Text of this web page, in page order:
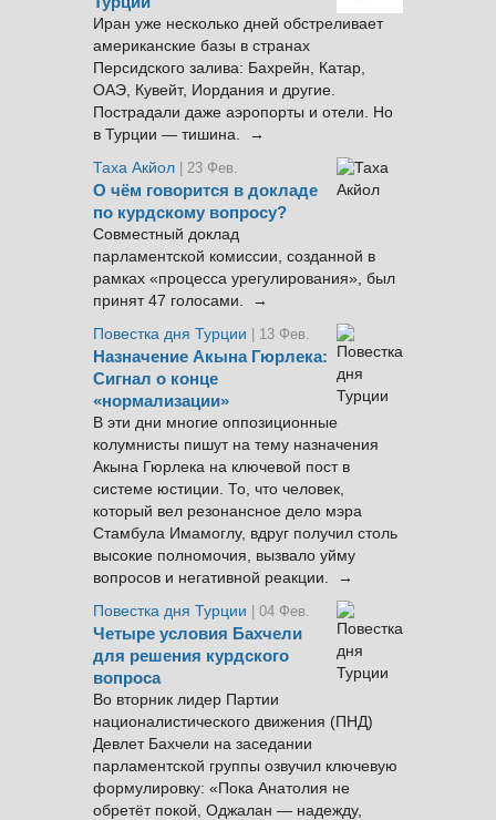
Иран уже несколько дней обстреливает
американские базы в странах
Персидского залива: Бахрейн, Катар,
ОАЭ, Кувейт, Иордания и другие.
Пострадали даже аэропорты и отели. Но
в Турции — тишина. →
Таха Акйол | 23 Фев.
О чём говорится в докладе
по курдскому вопросу?
Совместный доклад
парламентской комиссии, созданной в
рамках «процесса урегулирования», был
принят 47 голосами. →
Повестка дня Турции
| 13 Фев.
Назначение Акына Гюрлека:
Сигнал о конце
«нормализации»
В эти дни многие оппозиционные
колумнисты пишут на тему назначения
Акына Гюрлека на ключевой пост в
системе юстиции. То, что человек,
который вел резонансное дело мэра
Стамбула Имамоглу, вдруг получил столь
высокие полномочия, вызвало уйму
вопросов и негативной реакции. →
Повестка дня Турции
| 04 Фев.
Четыре условия Бахчели
для решения курдского
вопроса
Во вторник лидер Партии
националистического движения (ПНД)
Девлет Бахчели на заседании
парламентской группы озвучил ключевую
формулировку: «Пока Анатолия не
обретёт покой, Оджалан — надежду,